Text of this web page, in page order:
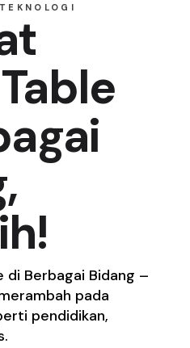
TEKNOLOGI
di Berbagai Bidang –
pada
pendidikan,